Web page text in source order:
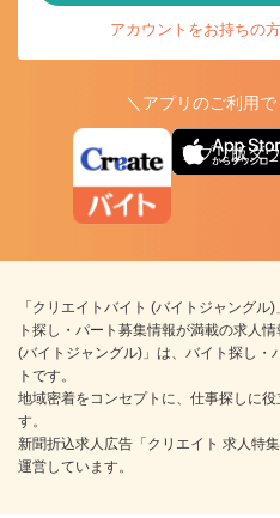
アカウントをお持ちの
＼アプリのご利用
アプリ版ダ
「クリエイトバイト (バイトジャング
ト探し・パート募集情報が満載の求人
(バイトジャングル)」は、バイト探し・
トです。
地域密着をコンセプトに、仕事探しに
す。
新聞折込求人広告「クリエイト 求人特
運営しています。